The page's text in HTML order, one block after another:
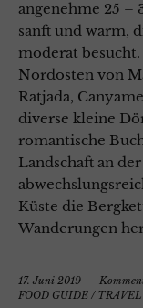
angenehme 25 –
sanft und warm,
moderat
Nordosten von
Ratjada,
diverse kleine
romantische
Landschaft an
Küste die
Wanderungen
17. Juni 2019
FOOD GUIDE / TRAVEL